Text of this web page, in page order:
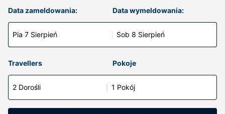
Data zameldowania:
Pia 7 Sierpień
Data wymeldowania:
Sob 8 Sierpień
Travellers Pokoje
2 Dorośli 1 Pokój